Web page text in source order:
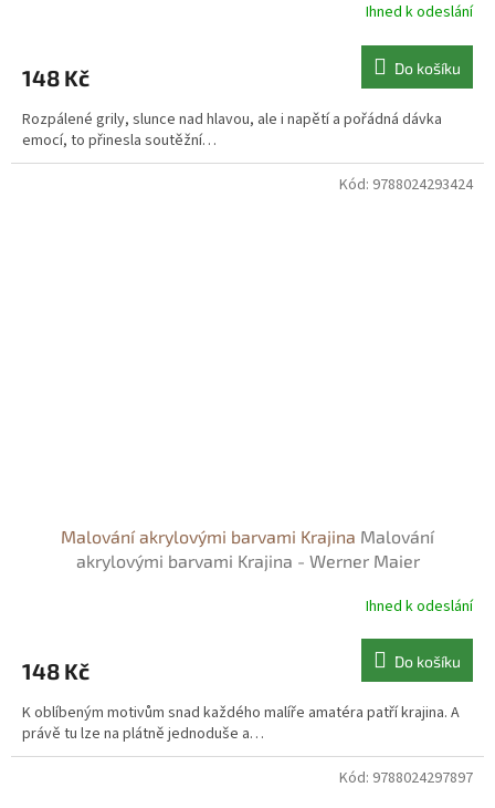
Ihned k odeslání
148 Kč Do košíku
Rozpálené grily, slunce nad hlavou, ale i napětí a pořádná dávka
emocí, to přinesla soutěžní…
Malování akrylovými barvami Krajina Malování
akrylovými barvami Krajina - Werner Maier
Ihned k odeslání
148 Kč Do košíku
K oblíbeným motivům snad každého malíře amatéra patří krajina. A
právě tu lze na plátně jednoduše a…
Kód: 9788024293424
Kód: 9788024297897